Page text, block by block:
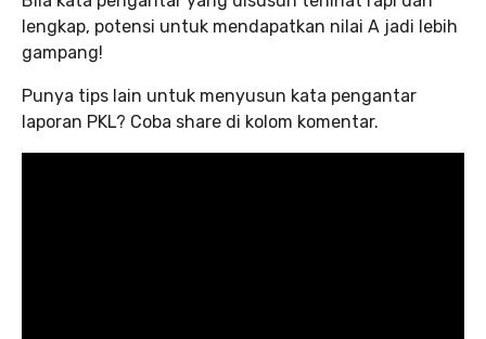
lengkap, potensi untuk mendapatkan nilai A jadi lebih
gampang!
Punya tips lain untuk menyusun kata pengantar
laporan PKL? Coba share di kolom komentar.